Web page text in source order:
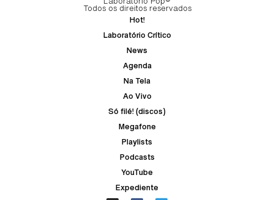
Todos os direitos reservados
Hot!
Laboratório Crítico
News
Agenda
Na Tela
Ao Vivo
Só filé! (discos)
Megafone
Playlists
Podcasts
YouTube
Expediente